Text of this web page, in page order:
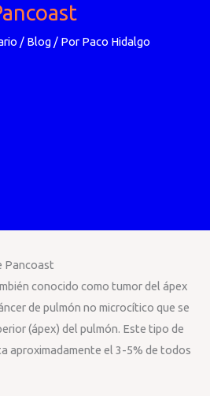
/ Blog/ Por Paco Hidalgo
Pancoast
conocido como tumor del ápex
de pulmón no microcítico que se
(ápex) del pulmón. Este tipo de
aproximadamente el 3-5% de todos